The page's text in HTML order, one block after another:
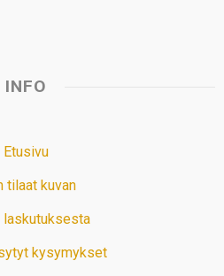
INFO
Etusivu
tilaat kuvan
laskutuksesta
kysymykset